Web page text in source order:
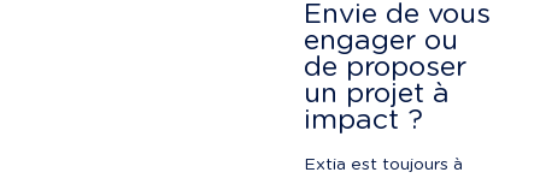
Envie de vous
engager ou
de proposer
un projet à
impact ?
Extia est toujours à